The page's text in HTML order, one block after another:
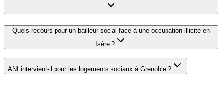
Quels recours pour un bailleur social face à une occupation illicite en
Isère ?
ANI intervient-il pour les logements sociaux à Grenoble ?